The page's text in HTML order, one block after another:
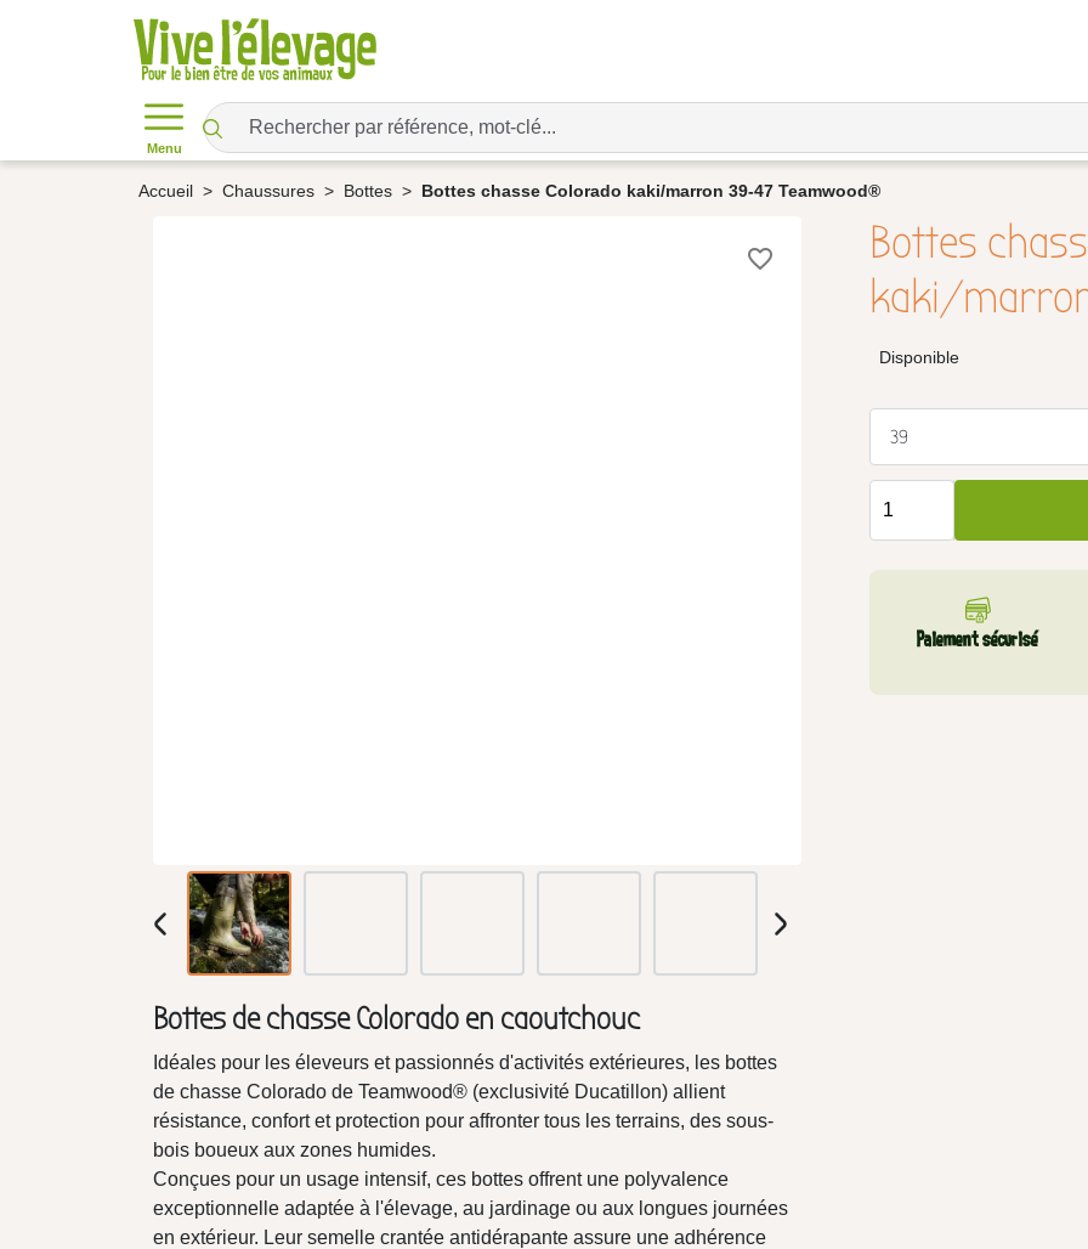
Menu
Accueil Chaussures Bottes Bottes chasse Colorado kaki/marron 39-47 Teamwood®
favorite_border
Bottes
kaki/
Disponible
39
Paiement sécurisé
Bottes de chasse Colorado en caoutchouc
Idéales pour les éleveurs et passionnés d'activités extérieures, les bottes
de chasse Colorado de Teamwood® (exclusivité Ducatillon) allient
résistance, confort et protection pour affronter tous les terrains, des sous-
bois boueux aux zones humides.
Conçues pour un usage intensif, ces bottes offrent une polyvalence
exceptionnelle adaptée à l'élevage, au jardinage ou aux longues journées
en extérieur. Leur semelle crantée antidérapante assure une adhérence